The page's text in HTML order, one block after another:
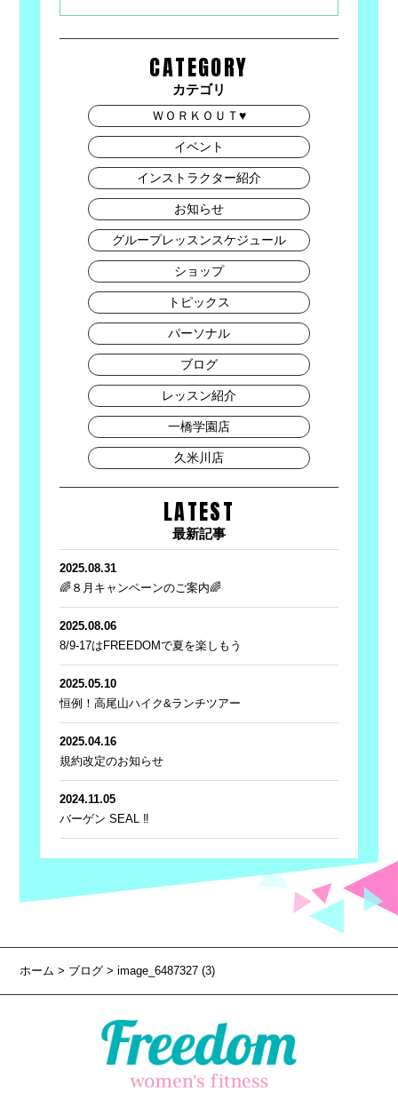
CATEGORY
カテゴリ
ＷＯＲＫＯＵＴ♥
イベント
インストラクター紹介
お知らせ
グループレッスンスケジュール
ショップ
トピックス
パーソナル
ブログ
レッスン紹介
一橋学園店
久米川店
LATEST
最新記事
2025.08.31
🌈８月キャンペーンのご案内🌈
2025.08.06
8/9-17はFREEDOMで夏を楽しもう
2025.05.10
恒例！高尾山ハイク&ランチツアー
2025.04.16
規約改定のお知らせ
2024.11.05
バーゲン SEAL ‼
ホーム> ブログ > image_6487327 (3)